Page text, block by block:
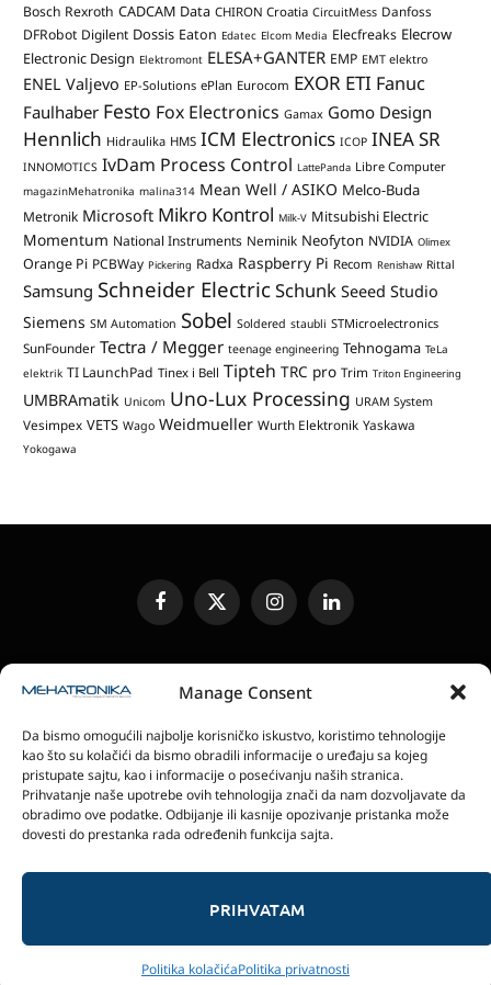
Manage Consent
Da bismo omogućili najbolje korisničko iskustvo, koristimo tehnologije
kao što su kolačići da bismo obradili informacije o uređaju sa kojeg
pristupate sajtu, kao i informacije o posećivanju naših stranica.
Prihvatanje naše upotrebe ovih tehnologija znači da nam dozvoljavate da
obradimo ove podatke. Odbijanje ili kasnije opozivanje pristanka može
dovesti do prestanka rada određenih funkcija sajta.
PRIHVATAM
Politika kolačićaPolitika privatnosti
Bosch Rexroth CADCAM Data CHIRON Croatia CircuitMess Danfoss
DFRobot Digilent Dossis Eaton Edatec Elcom Media Elecfreaks Elecrow
Electronic Design Elektromont ELESA+GANTER EMP EMT elektro
ENEL Valjevo EP-Solutions ePlan Eurocom EXOR ETI Fanuc
Faulhaber Festo Fox Electronics Gamax Gomo Design
Hennlich Hidraulika HMS ICM Electronics ICOP INEA SR
INNOMOTICS IvDam Process Control LattePanda Libre Computer
magazinMehatronika malina314 Mean Well / ASIKO Melco-Buda
Metronik Microsoft Mikro Kontrol Milk-V Mitsubishi Electric
Momentum National Instruments Neminik Neofyton NVIDIA Olimex
Orange Pi PCBWay Pickering Radxa Raspberry Pi Recom Renishaw Rittal
Samsung Schneider ElectricSchunk Seeed Studio
Siemens SM Automation Sobel Soldered staubli STMicroelectronics
SunFounder Tectra / Megger teenage engineering Tehnogama TeLa
elektrik TI LaunchPad Tinex i Bell Tipteh TRC pro Trim Triton Engineering
UMBRAmatik Unicom Uno-Lux Processing URAM System
Vesimpex VETS Wago Weidmueller Wurth Elektronik Yaskawa
Yokogawa
FacebookX
(Twitter)
InstagramLinkedIn
SLANJE JEDINICA ZA RECENZIJU
ELEKTRONSKA IZDANJA
POLITIKA PRIVATNOSTI
POLITIKA KOLAČIĆA
magazin Mehatronika - Agencija “Gomo Design”
Stanoja Glavaša 37, 26300 Vršac, Serbia
© 2026 magazin Mehatronika by Gomo Design.